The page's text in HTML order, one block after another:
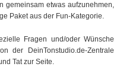
gemeinsam etwas aufzunehmen,
Paket aus der Fun-Kategorie.
Fragen und/oder Wünsche
der DeinTonstudio.de-Zentrale
Tat zur Seite.